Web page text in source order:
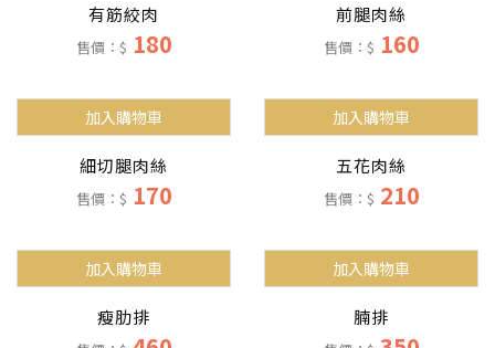
有筋絞肉
售價：$ 180
前腿肉絲
售價：$ 160
加入購物車
細切腿肉絲
售價：$ 170
加入購物車
五花肉絲
售價：$ 210
加入購物車
瘦肋排
加入購物車
腩排